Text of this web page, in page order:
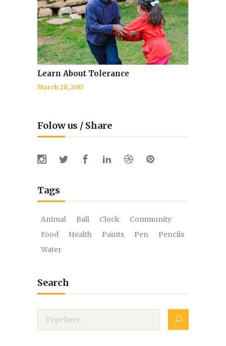
Learn About Tolerance
March 28, 2017
Folow us / Share
Tags
Animal Ball Clock
Community
Food
Health Paints Pen
Pencils
Water
Search